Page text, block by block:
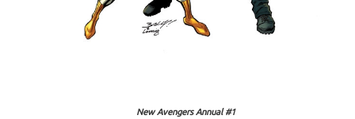
New Avengers Annual #1